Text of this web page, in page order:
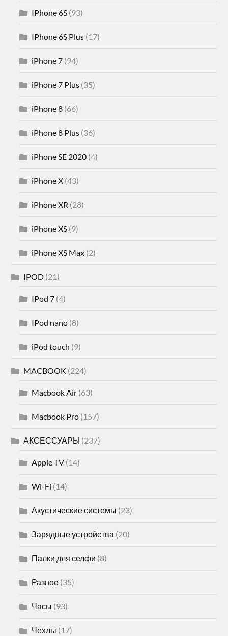
IPhone 6S (93)
IPhone 6S Plus (17)
iPhone 7 (94)
iPhone 7 Plus (35)
iPhone 8 (66)
iPhone 8 Plus (36)
iPhone SE 2020 (4)
iPhone X (43)
iPhone XR (28)
iPhone XS (9)
iPhone XS Max (2)
IPOD (21)
IPod 7 (4)
IPod nano (8)
iPod touch (9)
MACBOOK (224)
Macbook Air (63)
Macbook Pro (157)
АКСЕССУАРЫ (237)
Apple TV (14)
Wi-Fi (14)
Акустические системы (23)
Зарядные устройства (20)
Палки для селфи (8)
Разное (35)
Часы (93)
Чехлы (17)